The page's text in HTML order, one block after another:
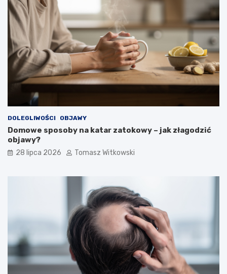
DOLEGLIWOŚCI OBJAWY
Domowe sposoby na katar zatokowy – jak złagodzić
objawy?
28 lipca 2026 Tomasz Witkowski